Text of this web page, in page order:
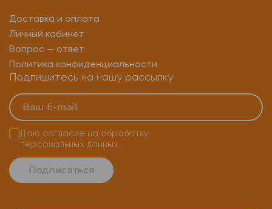
Доставка и оплата
Личный кабинет
Вопрос — ответ
Политика конфиденциальности
Подпишитесь на нашу рассылку
Подписаться
Даю согласие на обработку
персональных данных